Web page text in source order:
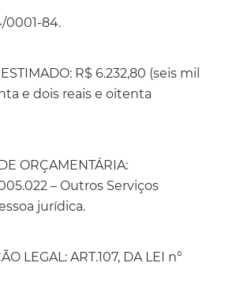
0001-84.
R$ 6.232,80 (seis mil
e dois reais e oitenta
ORÇAMENTÁRIA:
– Outros Serviços
jurídica.
LEGAL: ART.107, DA LEI n°